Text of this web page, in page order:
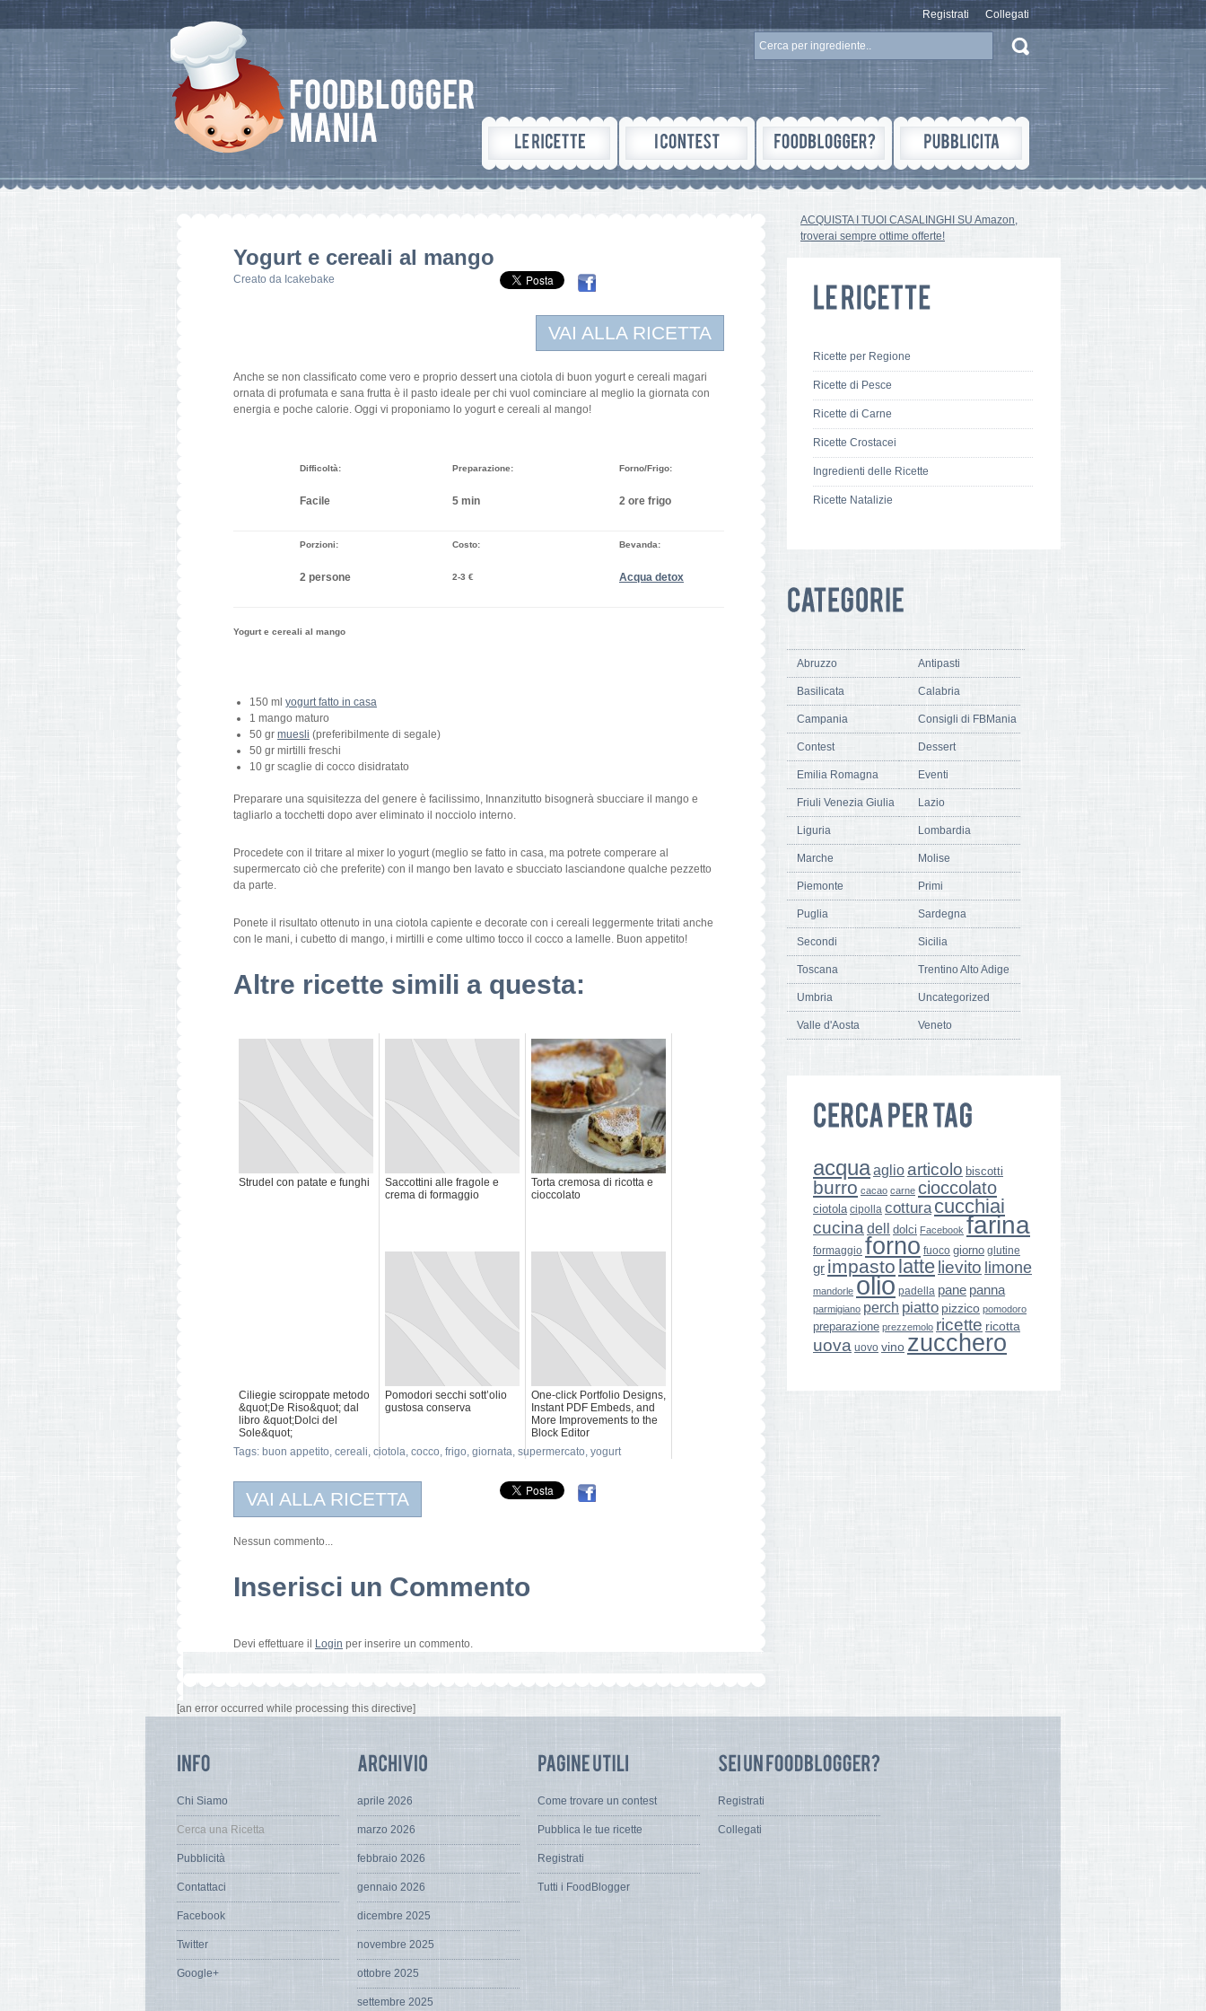
Registrati Collegati
Yogurt e cereali al mango
Creato da Icakebake
VAI ALLA RICETTA
Anche se non classificato come vero e proprio dessert una ciotola di buon yogurt e cereali magari
ornata di profumata e sana frutta è il pasto ideale per chi vuol cominciare al meglio la giornata con
energia e poche calorie. Oggi vi proponiamo lo yogurt e cereali al mango!
Difficoltà:
Facile
Preparazione:
5 min
Forno/Frigo:
2 ore frigo
Porzioni:
2 persone
Costo:
2-3 €
Bevanda:
Acqua detox
Yogurt e cereali al mango
150 ml yogurt fatto in casa
1 mango maturo
50 gr muesli (preferibilmente di segale)
50 gr mirtilli freschi
10 gr scaglie di cocco disidratato
Preparare una squisitezza del genere è facilissimo, Innanzitutto bisognerà sbucciare il mango e
tagliarlo a tocchetti dopo aver eliminato il nocciolo interno.
Procedete con il tritare al mixer lo yogurt (meglio se fatto in casa, ma potrete comperare al
supermercato ciò che preferite) con il mango ben lavato e sbucciato lasciandone qualche pezzetto
da parte.
Ponete il risultato ottenuto in una ciotola capiente e decorate con i cereali leggermente tritati anche
con le mani, i cubetto di mango, i mirtilli e come ultimo tocco il cocco a lamelle. Buon appetito!
Altre ricette simili a questa:
Strudel con patate e funghi
Saccottini alle fragole e
crema di formaggio
Torta cremosa di ricotta e
cioccolato
Ciliegie sciroppate metodo
&quot;De Riso&quot; dal
libro &quot;Dolci del
Sole&quot;
Pomodori secchi sott’olio
gustosa conserva
One-click Portfolio Designs,
Instant PDF Embeds, and
More Improvements to the
Block Editor
Tags: buon appetito, cereali, ciotola, cocco, frigo, giornata, supermercato, yogurt
VAI ALLA RICETTA
Nessun commento...
Inserisci un Commento
Devi effettuare il Login per inserire un commento.
[an error occurred while processing this directive]
ACQUISTA I TUOI CASALINGHI SU Amazon,
troverai sempre ottime offerte!
Ricette per Regione
Ricette di Pesce
Ricette di Carne
Ricette Crostacei
Ingredienti delle Ricette
Ricette Natalizie
Abruzzo Antipasti
Basilicata Calabria
Campania Consigli di FBMania
Contest Dessert
Emilia Romagna Eventi
Friuli Venezia Giulia Lazio
Liguria Lombardia
Marche Molise
Piemonte Primi
Puglia Sardegna
Secondi Sicilia
Toscana Trentino Alto Adige
Umbria Uncategorized
Valle d'Aosta Veneto
acquaaglio articolo biscotti
burro cacao carne cioccolato
ciotola cipolla cottura cucchiai
cucina dell dolci Facebook farina
formaggio forno fuoco giorno glutine
gr impasto latte lievito limone
mandorle olio padella pane panna
parmigiano perch piatto pizzico pomodoro
preparazione prezzemolo ricette ricotta
uova uovo vino zucchero
Chi Siamo
Cerca una Ricetta
Pubblicità
Contattaci
Facebook
Twitter
Google+
aprile 2026
marzo 2026
febbraio 2026
gennaio 2026
dicembre 2025
novembre 2025
ottobre 2025
settembre 2025
Come trovare un contest
Pubblica le tue ricette
Registrati
Tutti i FoodBlogger
Registrati
Collegati